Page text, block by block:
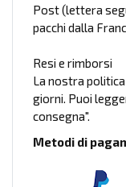
Post (lettera
pacchi dalla
Resi e rimborsi
La nostra
giorni. Puoi
consegna".
Metodi di